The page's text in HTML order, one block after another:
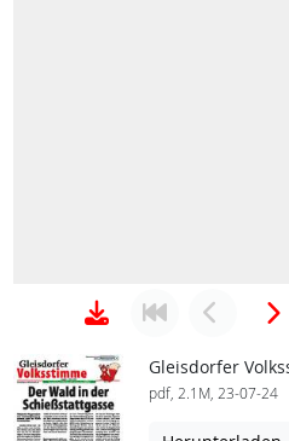
Gleisdorfer
pdf, 2.1M, 23-07-24